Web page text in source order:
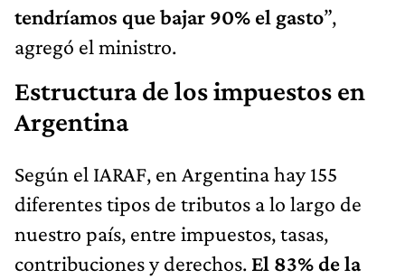
tendríamos que bajar 90% el gasto”,
agregó el ministro.
Estructura de los impuestos en
Argentina
Según el IARAF, en Argentina hay 155
diferentes tipos de tributos a lo largo de
nuestro país, entre impuestos, tasas,
contribuciones y derechos. El 83% de la